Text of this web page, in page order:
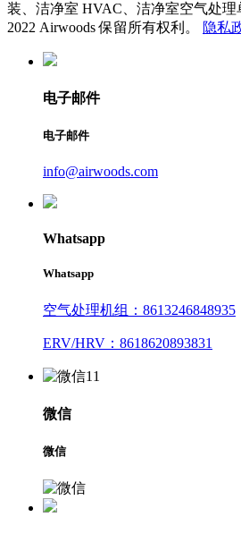
装、洁净室 HVAC、洁净室空气处
2022 Airwoods 保留所有权利。
隐私
电子邮件
电子邮件
info@airwoods.com
Whatsapp
Whatsapp
空气处理机组：8613246848935
ERV/HRV：8618620893831
微信
微信